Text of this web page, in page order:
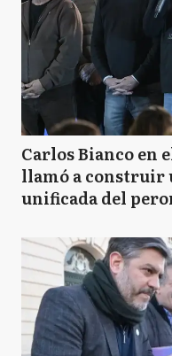
Carlos Bianco en
llamó a construir
unificada del